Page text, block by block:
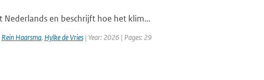
en beschrijft hoe het klim...
Rein Haarsma, Hylke de Vries| Year: 2026 | Pages: 29